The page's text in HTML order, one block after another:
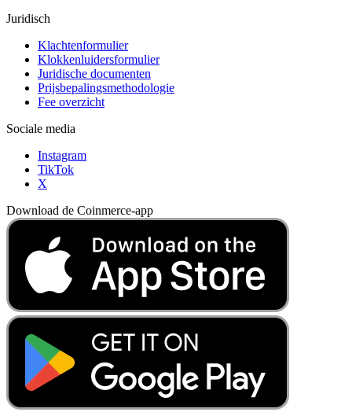
Juridisch
Klachtenformulier
Klokkenluidersformulier
Juridische documenten
Prijsbepalingsmethodologie
Fee overzicht
Sociale media
Instagram
TikTok
X
Download de Coinmerce-app